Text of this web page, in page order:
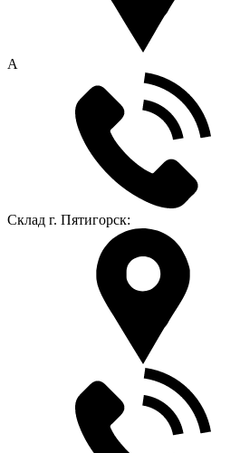
А
Склад г. Пятигорск: